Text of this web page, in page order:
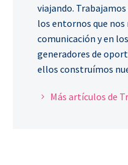
viajando.
los entornos que nos
comunicación y en
generadores de
ellos construímos
Más artículos de